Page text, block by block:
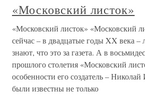
«Московский листок»
«Московский листок» «Московский
сейчас – в двадцатые годы XX века –
знают, что это за газета. А в
прошлого столетия «Московский
особенности его создатель –
были известны не только